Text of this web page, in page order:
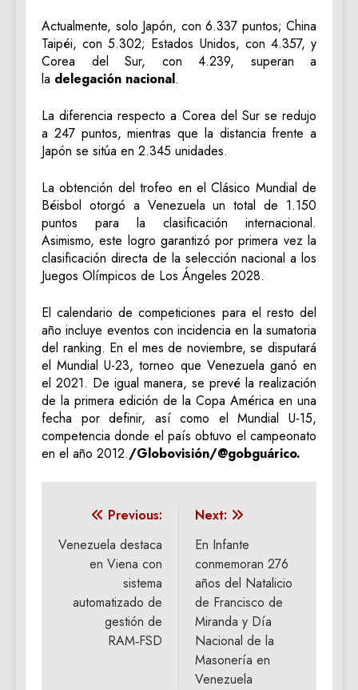
Actualmente, solo Japón, con 6.337 puntos; China
Taipéi, con 5.302; Estados Unidos, con 4.357, y
Corea del Sur, con 4.239, superan a
la delegación nacional.
La diferencia respecto a Corea del Sur se redujo
a 247 puntos, mientras que la distancia frente a
Japón se sitúa en 2.345 unidades.
La obtención del trofeo en el Clásico Mundial de
Béisbol otorgó a Venezuela un total de 1.150
puntos para la clasificación internacional.
Asimismo, este logro garantizó por primera vez la
clasificación directa de la selección nacional a los
Juegos Olímpicos de Los Ángeles 2028.
El calendario de competiciones para el resto del
año incluye eventos con incidencia en la sumatoria
del ranking. En el mes de noviembre, se disputará
el Mundial U-23, torneo que Venezuela ganó en
el 2021. De igual manera, se prevé la realización
de la primera edición de la Copa América en una
fecha por definir, así como el Mundial U-15,
competencia donde el país obtuvo el campeonato
en el año 2012./Globovisión/@gobguárico.
Navegación
de
entradas
Previous:
Venezuela destaca
en Viena con
sistema
automatizado de
gestión de
RAM‑FSD
Next:
En Infante
conmemoran 276
años del Natalicio
de Francisco de
Miranda y Día
Nacional de la
Masonería en
Venezuela